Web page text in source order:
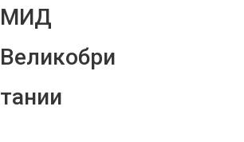
МИД
Великобри
тании